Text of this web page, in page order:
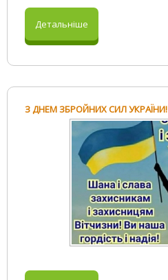
Детальніше
З ДНЕМ ЗБРОЙНИХ СИЛ УКРАЇНИ!